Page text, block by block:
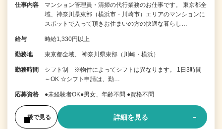
仕事内容
マンション管理員・清掃の代行業務のお仕事です。 東京都全
域、神奈川県東部（横浜市・川崎市）エリアのマンションに
スポットで入って頂きお住まいの方の快適な暮らし…
給与 時給1,330円以上
勤務地 東京都全域、 神奈川県東部（川崎・横浜）
勤務時間
シフト制 ※物件によってシフトは異なります。 1日3時間
～OK ☆シフト申請は、勤…
応募資格 ●未経験者OK●男女、年齢不問 ●資格不問
後で見る 詳細を見る